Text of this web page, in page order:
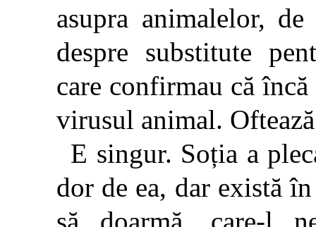
asupra animalelor,
despre substitute
care confirmau că
virusul animal.
E singur. Soția a
dor de ea, dar există